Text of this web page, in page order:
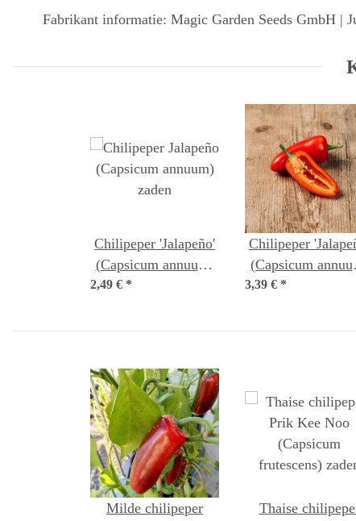
Fabrikant informatie: Magic Garden Seeds GmbH |
Chilipeper 'Jalapeño'
(Capsicum annuum)
2,49 € *
Chilipeper
(Capsicum
bio zaad
3,39 € *
Milde chilipeper
Thaise